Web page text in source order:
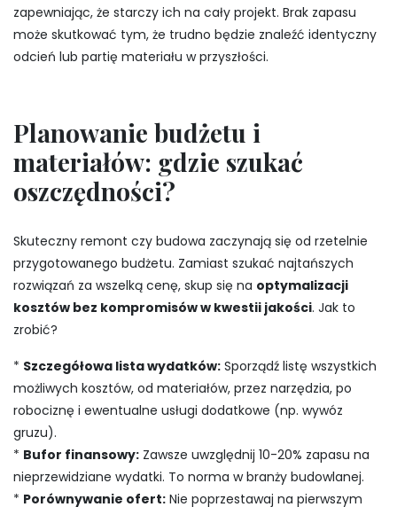
zapewniając, że starczy ich na cały projekt. Brak zapasu
może skutkować tym, że trudno będzie znaleźć identyczny
odcień lub partię materiału w przyszłości.
Planowanie budżetu i
materiałów: gdzie szukać
oszczędności?
Skuteczny remont czy budowa zaczynają się od rzetelnie
przygotowanego budżetu. Zamiast szukać najtańszych
rozwiązań za wszelką cenę, skup się na optymalizacji
kosztów bez kompromisów w kwestii jakości. Jak to
zrobić?
* Szczegółowa lista wydatków: Sporządź listę wszystkich
możliwych kosztów, od materiałów, przez narzędzia, po
robociznę i ewentualne usługi dodatkowe (np. wywóz
gruzu).
* Bufor finansowy: Zawsze uwzględnij 10-20% zapasu na
nieprzewidziane wydatki. To norma w branży budowlanej.
* Porównywanie ofert: Nie poprzestawaj na pierwszym